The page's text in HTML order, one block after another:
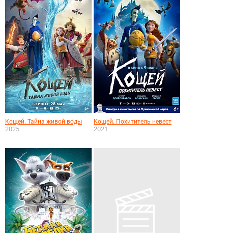
Кощей. Тайна живой воды
2025
Кощей. Похититель невест
2021